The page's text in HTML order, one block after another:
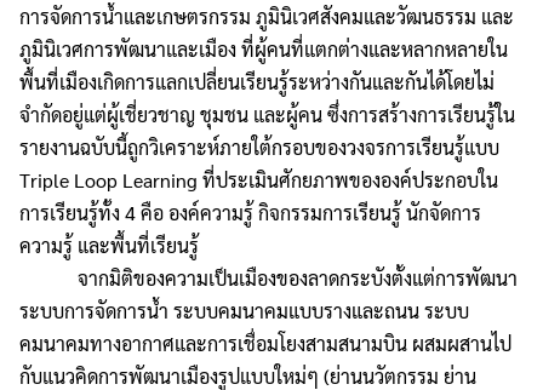
การจัดการน้ำและเกษตรกรรม ภูมินิเวศสังคมและวัฒนธรรม และ
ภูมินิเวศการพัฒนาและเมือง ที่ผู้คนที่แตกต่างและหลากหลายใน
พื้นที่เมืองเกิดการแลกเปลี่ยนเรียนรู้ระหว่างกันและกันได้โดยไม่
จำกัดอยู่แต่ผู้เชี่ยวชาญ ชุมชน และผู้คน ซึ่งการสร้างการเรียนรู้ใน
รายงานฉบับนี้ถูกวิเคราะห์ภายใต้กรอบของวงจรการเรียนรู้แบบ
Triple Loop Learning ที่ประเมินศักยภาพขององค์ประกอบใน
การเรียนรู้ทั้ง 4 คือ องค์ความรู้ กิจกรรมการเรียนรู้ นักจัดการ
ความรู้ และพื้นที่เรียนรู้
จากมิติของความเป็นเมืองของลาดกระบังตั้งแต่การพัฒนา
ระบบการจัดการน้ำ ระบบคมนาคมแบบรางและถนน ระบบ
คมนาคมทางอากาศและการเชื่อมโยงสามสนามบิน ผสมผสานไป
กับแนวคิดการพัฒนาเมืองรูปแบบใหม่ๆ (ย่านนวัตกรรม ย่าน